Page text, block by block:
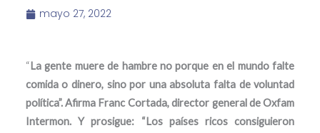
mayo 27, 2022
“La gente muere de hambre no porque en el mundo falte
comida o dinero, sino por una absoluta falta de voluntad
política”. Afirma Franc Cortada, director general de Oxfam
Intermon. Y prosigue: “Los países ricos consiguieron